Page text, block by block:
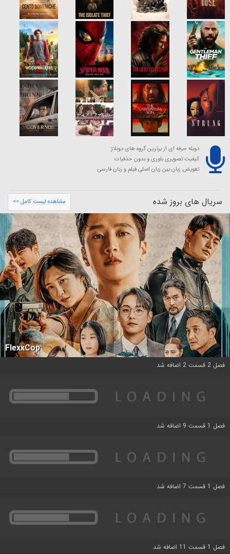
دوبله حرفه ای از برترین گروه های دوبلاژ
کیفیت تصویری بلوری و بدون حذفیات
تعویض زبان بین زبان اصلی فیلم و زبان فارسی
سریال های بروز شده مشاهده لیست کامل >>
FlexxCop
فصل 2 قسمت 2 اضافه شد
فصل 1 قسمت 9 اضافه شد
فصل 1 قسمت 7 اضافه شد
فصل 1 قسمت 11 اضافه شد